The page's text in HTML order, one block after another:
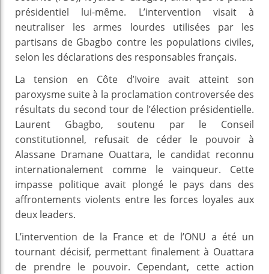
présidentiel lui-même. L’intervention visait à
neutraliser les armes lourdes utilisées par les
partisans de Gbagbo contre les populations civiles,
selon les déclarations des responsables français.
La tension en Côte d’Ivoire avait atteint son
paroxysme suite à la proclamation controversée des
résultats du second tour de l’élection présidentielle.
Laurent Gbagbo, soutenu par le Conseil
constitutionnel, refusait de céder le pouvoir à
Alassane Dramane Ouattara, le candidat reconnu
internationalement comme le vainqueur. Cette
impasse politique avait plongé le pays dans des
affrontements violents entre les forces loyales aux
deux leaders.
L’intervention de la France et de l’ONU a été un
tournant décisif, permettant finalement à Ouattara
de prendre le pouvoir. Cependant, cette action